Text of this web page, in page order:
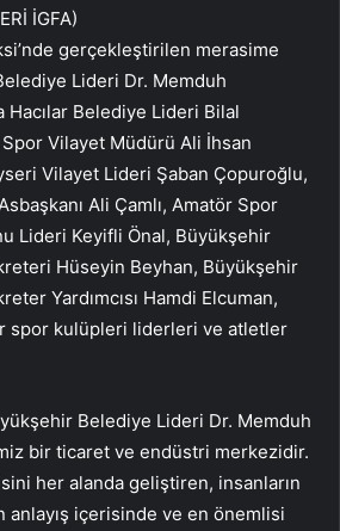
İGFA)
gerçekleştirilen merasime
Lideri Dr. Memduh
Hacılar Belediye Lideri Bilal
Vilayet Müdürü Ali İhsan
Vilayet Lideri Şaban Çopuroğlu,
Ali Çamlı, Amatör Spor
Lideri Keyifli Önal, Büyükşehir
Hüseyin Beyhan, Büyükşehir
Yardımcısı Hamdi Elcuman,
spor kulüpleri liderleri ve atletler
Belediye Lideri Dr. Memduh
bir ticaret ve endüstri merkezidir.
her alanda geliştiren, insanların
anlayış içerisinde ve en önemlisi